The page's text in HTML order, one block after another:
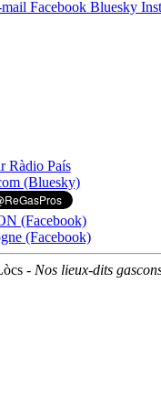
Ràdio País
(Bluesky)
(Facebook)
(Facebook)
- Nos lieux-dits